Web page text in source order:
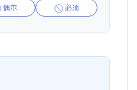
偶尔 必须